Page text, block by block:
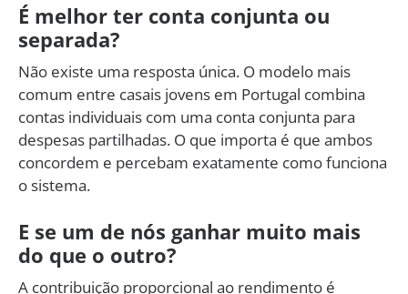
É melhor ter conta conjunta ou
separada?
Não existe uma resposta única. O modelo mais
comum entre casais jovens em Portugal combina
contas individuais com uma conta conjunta para
despesas partilhadas. O que importa é que ambos
concordem e percebam exatamente como funciona
o sistema.
E se um de nós ganhar muito mais
do que o outro?
A contribuição proporcional ao rendimento é